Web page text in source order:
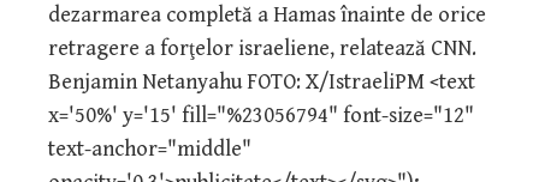
dezarmarea completă a Hamas înainte de orice
retragere a forţelor israeliene, relatează CNN.
Benjamin Netanyahu FOTO: X/IstraeliPM <text
x='50%' y='15' fill="%23056794" font-size="12"
text-anchor="middle"